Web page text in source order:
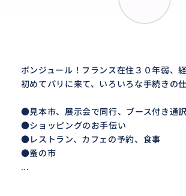
ボンジュール！フランス在住３０年弱、
初めてパリに来て、いろいろな手続きの
●見本市、展示会で同行、ブース付き通訳
●ショッピングのお手伝い
●レストラン、カフェの予約、食事
●蚤の市
...